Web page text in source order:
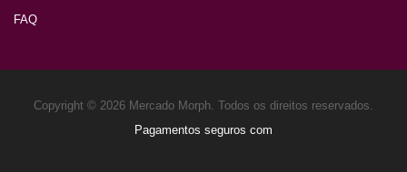
FAQ
Copyright © 2026 Mercado Morph. Todos os direitos reservados.
Pagamentos seguros com